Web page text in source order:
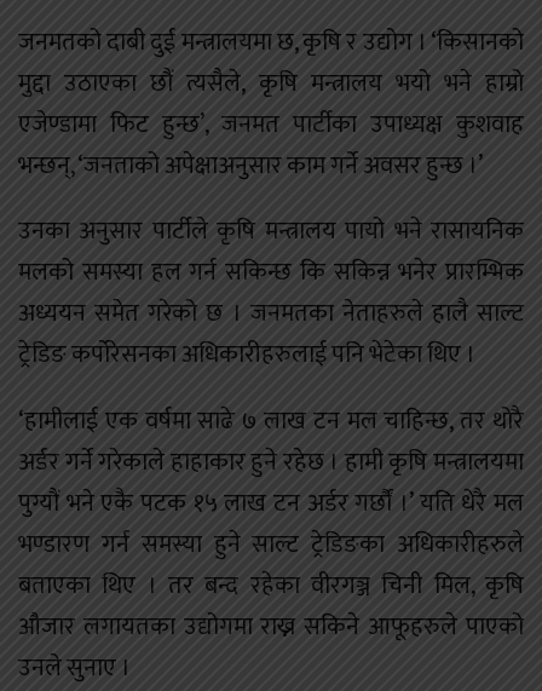
जनमतको दाबी दुई मन्त्रालयमा छ, कृषि र उद्योग । ‘किसानको
मुद्दा उठाएका छौं त्यसैले, कृषि मन्त्रालय भयो भने हाम्रो
एजेण्डामा फिट हुन्छ’, जनमत पार्टीका उपाध्यक्ष कुशवाह
भन्छन्, ‘जनताको अपेक्षाअनुसार काम गर्ने अवसर हुन्छ ।’
उनका अनुसार पार्टीले कृषि मन्त्रालय पायो भने रासायनिक
मलको समस्या हल गर्न सकिन्छ कि सकिन्न भनेर प्रारम्भिक
अध्ययन समेत गरेको छ । जनमतका नेताहरुले हालै साल्ट
ट्रेडिङ कर्पोरेसनका अधिकारीहरुलाई पनि भेटेका थिए ।
‘हामीलाई एक वर्षमा साढे ७ लाख टन मल चाहिन्छ, तर थोरै
अर्डर गर्ने गरेकाले हाहाकार हुने रहेछ । हामी कृषि मन्त्रालयमा
पुग्यौं भने एकै पटक १५ लाख टन अर्डर गर्छौं ।’ यति धेरै मल
भण्डारण गर्न समस्या हुने साल्ट ट्रेडिङका अधिकारीहरुले
बताएका थिए । तर बन्द रहेका वीरगञ्ज चिनी मिल, कृषि
औजार लगायतका उद्योगमा राख्न सकिने आफूहरुले पाएको
उनले सुनाए ।